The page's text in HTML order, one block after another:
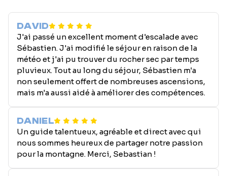
DAVID
J'ai passé un excellent moment d'escalade avec
Sébastien. J'ai modifié le séjour en raison de la
météo et j'ai pu trouver du rocher sec par temps
pluvieux. Tout au long du séjour, Sébastien m'a
non seulement offert de nombreuses ascensions,
mais m'a aussi aidé à améliorer des compétences.
DANIEL
Un guide talentueux, agréable et direct avec qui
nous sommes heureux de partager notre passion
pour la montagne. Merci, Sebastian !